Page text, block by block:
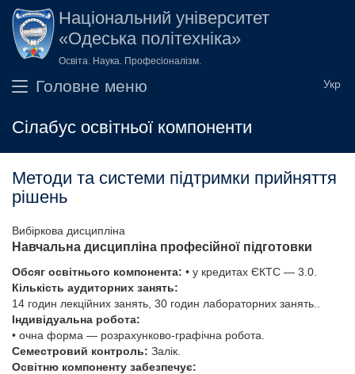
Перейти до основного вмісту
Національний університет
«Одеська політехніка»
Освіта. Наука. Професіоналізм.
Головне меню
Сілабус освітньої компоненти
Методи та системи підтримки прийняття
рішень
Вибіркова дисципліна
Навчальна дисципліна професійної підготовки
Обсяг освітнього компонента: • у кредитах ЄКТС — 3.0.
Кількість аудиторних занять:
14 годин лекційних занять, 30 годин лабораторних занять..
Індивідуальна робота:
• очна форма — розрахунково-графічна робота.
Семестровий контроль: Залік.
Освітню компоненту забезпечує: